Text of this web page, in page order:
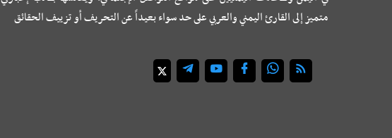
متميز إلى القارئ اليمني والعربي على حد سواء بعيداً عن التحريف أو تزييف الحقائق